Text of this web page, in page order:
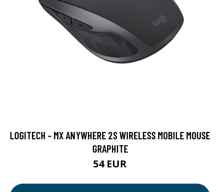
LOGITECH - MX ANYWHERE 2S WIRELESS MOBILE MOUSE
GRAPHITE
54 EUR